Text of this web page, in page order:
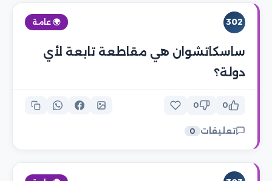
302 🌍 عامة
ساسكاتشوان هي مقاطعة تابعة لأي
دولة؟
0
0
تعليقات 0